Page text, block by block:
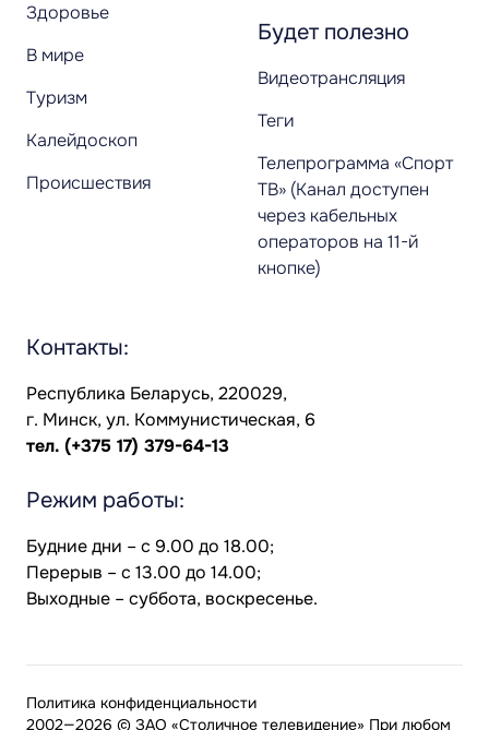
Здоровье
В мире
Туризм
Калейдоскоп
Происшествия
Будет полезно
Видеотрансляция
Теги
Телепрограмма «Спорт
ТВ» (Канал доступен
через кабельных
операторов на 11-й
кнопке)
Контакты:
Республика Беларусь, 220029,
г. Минск, ул. Коммунистическая, 6
тел. (+375 17) 379-64-13
Режим работы:
Будние дни – с 9.00 до 18.00;
Перерыв – с 13.00 до 14.00;
Выходные – суббота, воскресенье.
2002—2026 © ЗАО «Столичное телевидение» При любом
Политика конфиденциальности